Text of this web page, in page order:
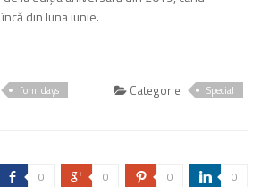
din luna iunie.
form days Categorie Special
b 0 c 0 d 0 j 0